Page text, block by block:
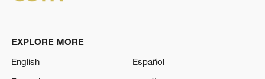
EXPLORE MORE
English
Español